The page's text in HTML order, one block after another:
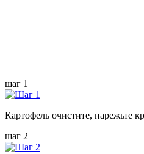
шаг 1
Картофель очистите, нарежьте
шаг 2